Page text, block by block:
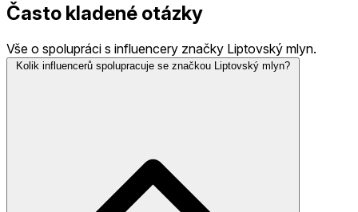
Často kladené otázky
Vše o spolupráci s influencery značky Liptovský mlyn.
Kolik influencerů spolupracuje se značkou Liptovský mlyn?